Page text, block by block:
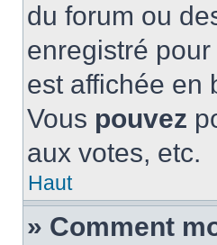
du forum ou
enregistré
est affichée en
Vous pouvez
aux votes, etc.
Haut
» Comment